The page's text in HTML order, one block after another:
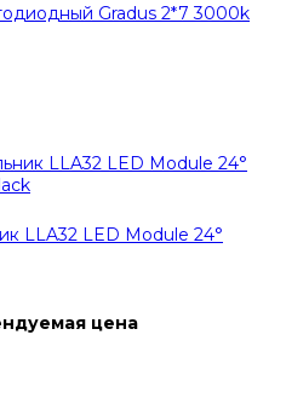
Gradus 2*7 3000k
LLA32 LED Module 24°
цена